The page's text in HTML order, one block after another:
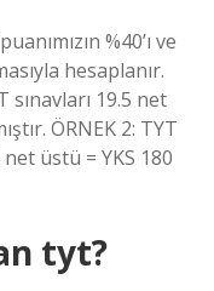
%40’ı ve
hesaplanır.
sınavları 19.5 net
ÖRNEK 2: TYT
net üstü = YKS 180
tyt?